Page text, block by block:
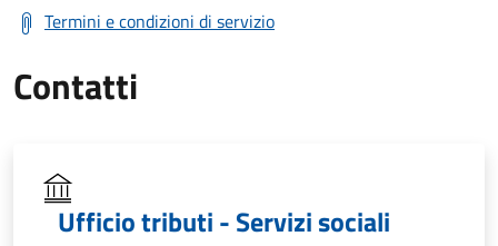
Termini e condizioni di servizio
Contatti
Ufficio tributi - Servizi sociali